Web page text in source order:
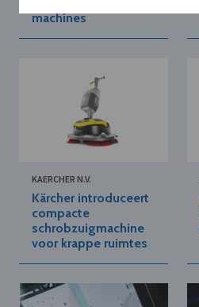
machines
KAERCHER N.V.
Kärcher introduceert
compacte
schrobzuigmachine
voor krappe ruimtes